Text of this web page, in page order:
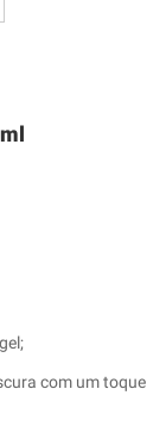
com um toque